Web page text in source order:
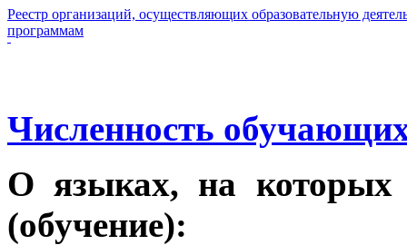
Реестр организаций, осуществляющих образовательную
программам
Численность
О языках, на которых
(обучение):